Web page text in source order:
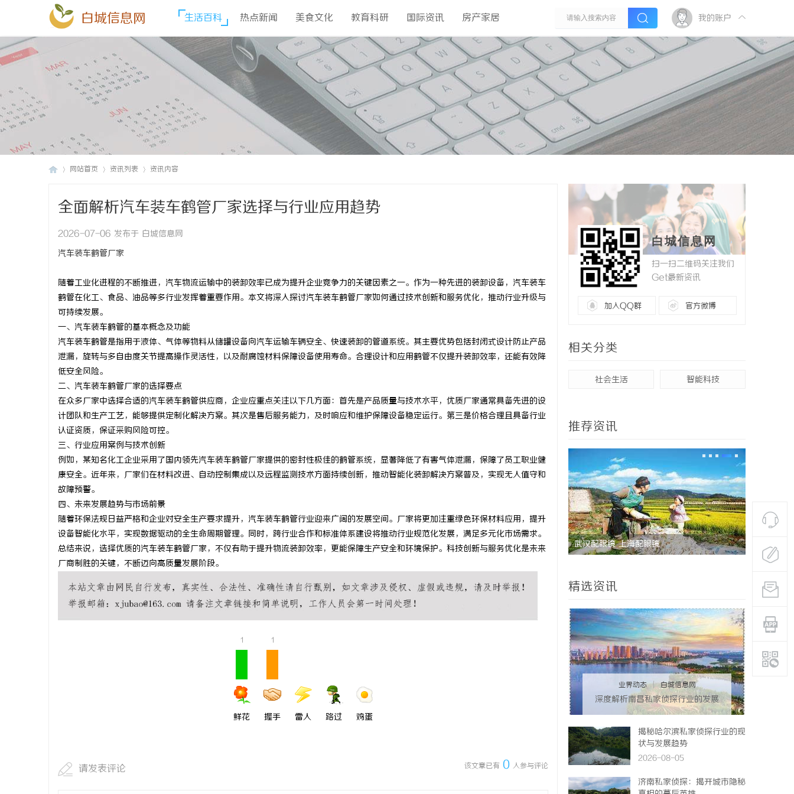
白城信息网 生活百科 热点新闻 美食文化 教育科研 国际资讯 房产家居 我的账户
网站首页 资讯列表 资讯内容
全面解析汽车装车鹤管厂家选择与行业应用趋势
2026-07-06 发布于 白城信息网
汽车装车鹤管厂家
随着工业化进程的不断推进，汽车物流运输中的装卸效率已成为提升企业竞争力的关键因素之一。作为一种先进的装卸设备，汽车装车
鹤管在化工、食品、油品等多行业发挥着重要作用。本文将深入探讨汽车装车鹤管厂家如何通过技术创新和服务优化，推动行业升级与
可持续发展。
一、汽车装车鹤管的基本概念及功能
汽车装车鹤管是指用于液体、气体等物料从储罐设备向汽车运输车辆安全、快速装卸的管道系统。其主要优势包括封闭式设计防止产品
泄漏，旋转与多自由度关节提高操作灵活性，以及耐腐蚀材料保障设备使用寿命。合理设计和应用鹤管不仅提升装卸效率，还能有效降
低安全风险。
二、汽车装车鹤管厂家的选择要点
在众多厂家中选择合适的汽车装车鹤管供应商，企业应重点关注以下几方面：首先是产品质量与技术水平，优质厂家通常具备先进的设
计团队和生产工艺，能够提供定制化解决方案。其次是售后服务能力，及时响应和维护保障设备稳定运行。第三是价格合理且具备行业
认证资质，保证采购风险可控。
三、行业应用案例与技术创新
例如，某知名化工企业采用了国内领先汽车装车鹤管厂家提供的密封性极佳的鹤管系统，显著降低了有害气体泄漏，保障了员工职业健
康安全。近年来，厂家们在材料改进、自动控制集成以及远程监测技术方面持续创新，推动智能化装卸解决方案普及，实现无人值守和
故障预警。
四、未来发展趋势与市场前景
随着环保法规日益严格和企业对安全生产要求提升，汽车装车鹤管行业迎来广阔的发展空间。厂家将更加注重绿色环保材料应用，提升
设备智能化水平，实现数据驱动的全生命周期管理。同时，跨行业合作和标准体系建设将推动行业规范化发展，满足多元化市场需求。
总结来说，选择优质的汽车装车鹤管厂家，不仅有助于提升物流装卸效率，更能保障生产安全和环境保护。科技创新与服务优化是未来
厂商制胜的关键，不断迈向高质量发展阶段。
1
鲜花
1
握手 雷人 路过 鸡蛋
该文章已有 0 人参与评论
请发表评论
白城信息网
扫一扫二维码关注我们
Get最新资讯
加入QQ群 官方微博
相关分类
社会生活 智能科技
推荐资讯
770PF-200纯树脂细粉：优质材料的全貌与
应用
技术密集型企业的人才暗战：北京商业秘密律 武汉配眼镜 上海配眼镜 武汉配眼镜 上海配眼镜
精选资讯
业界动态 | 白城信息网
深度解析南昌私家侦探行业的发展
与应用现状
揭秘哈尔滨私家侦探行业的现
状与发展趋势
2026-08-05
济南私家侦探：揭开城市隐秘